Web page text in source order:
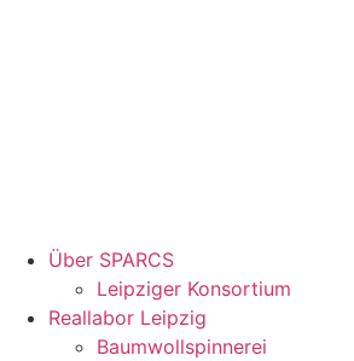
Über SPARCS
Leipziger Konsortium
Reallabor Leipzig
Baumwollspinnerei